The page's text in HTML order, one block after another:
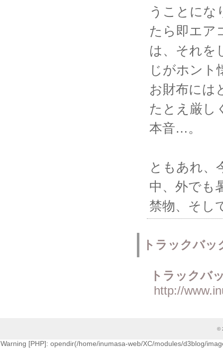
うことにな
たら即エア
は、それを
じがホント
お財布には
たとえ厳し
本音…。
ともあれ、
中、外でも
禁物、そ
トラックバッ
トラックバ
http://
©
Warning [PHP]: opendir(/home/inumasa-web/XC/modules/d3blog/